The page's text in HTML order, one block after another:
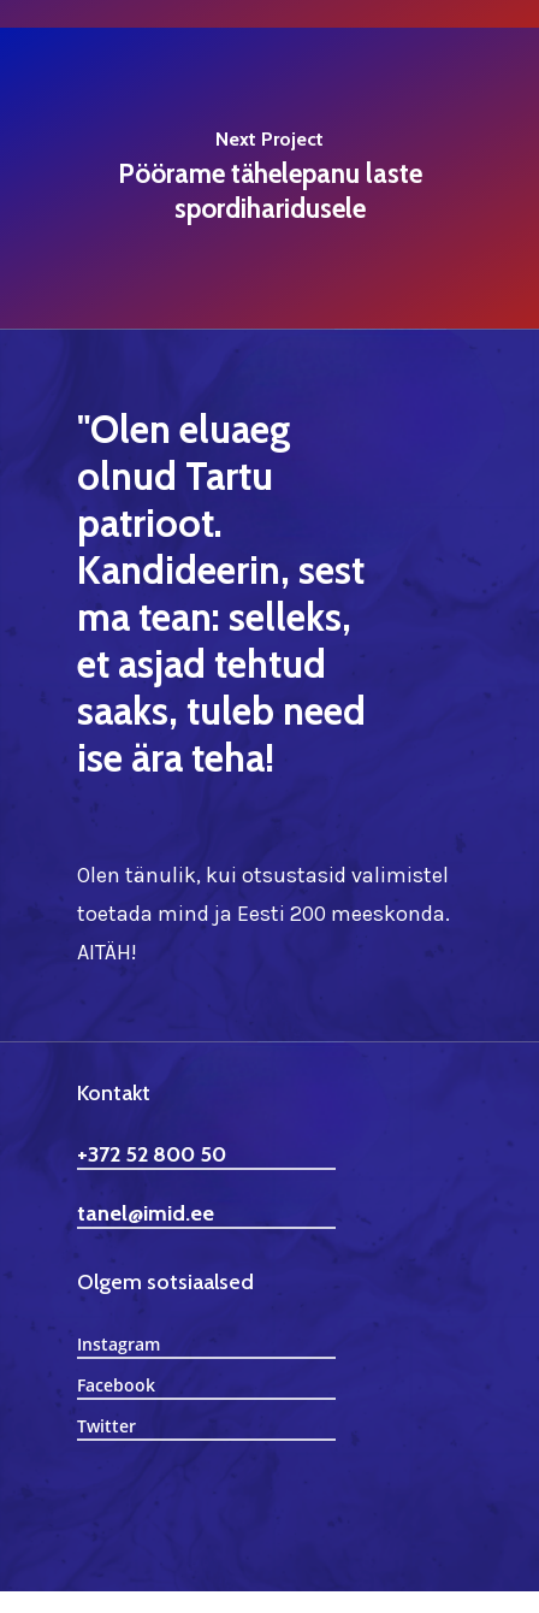
Next Project
Pöörame tähelepanu laste
spordiharidusele
"Olen eluaeg
olnud Tartu
patrioot.
Kandideerin, sest
matean: selleks,
et asjad tehtud
saaks, tuleb need
ise ärateha!
Olen tänulik, kui otsustasid valimistel
toetada mind ja Eesti 200 meeskonda.
AITÄH!
Kontakt
+372 52 800 50
tanel@imid.ee
Olgem sotsiaalsed
Instagram
Facebook
Twitter